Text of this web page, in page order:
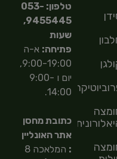
טלפון: 053-
9455445,
שעות
פתיחה: א-ה
9:00-19:00,
יום ו 9:00-
14:00.
כתובת מחסן
אתר האונליין
:
המלאכה 8